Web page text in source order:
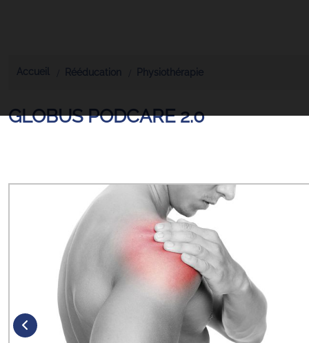
Accueil Rééducation Physiothérapie
GLOBUS PODCARE 2.0